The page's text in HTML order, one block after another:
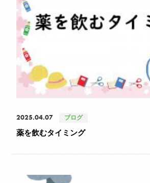
2025.04.07 ブログ
薬を飲むタイミング